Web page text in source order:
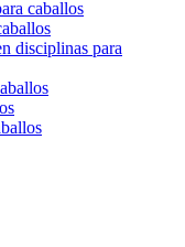
caballos
disciplinas para